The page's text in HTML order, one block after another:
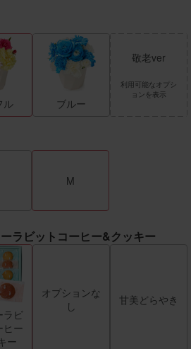
ル ブルー
敬老ver
利用可能なオプシ
ョンを表示
M
ラビットコーヒー&クッキー
ラビ
ヒー
ー
オプションな
し
甘美どらやき